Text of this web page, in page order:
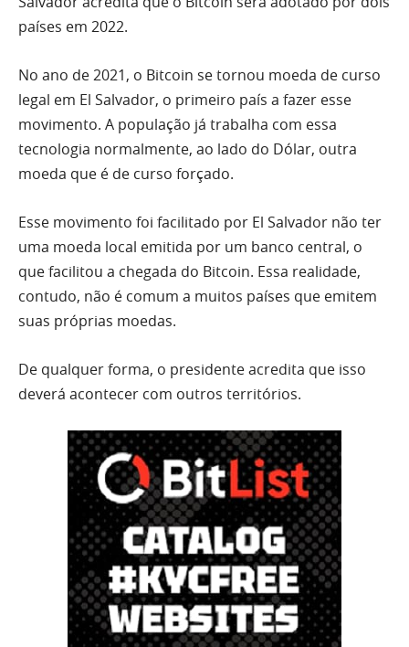
países em 2022.
No ano de 2021, o Bitcoin se tornou moeda de curso
legal em El Salvador, o primeiro país a fazer esse
movimento. A população já trabalha com essa
tecnologia normalmente, ao lado do Dólar, outra
moeda que é de curso forçado.
Esse movimento foi facilitado por El Salvador não ter
uma moeda local emitida por um banco central, o
que facilitou a chegada do Bitcoin. Essa realidade,
contudo, não é comum a muitos países que emitem
suas próprias moedas.
De qualquer forma, o presidente acredita que isso
deverá acontecer com outros territórios.